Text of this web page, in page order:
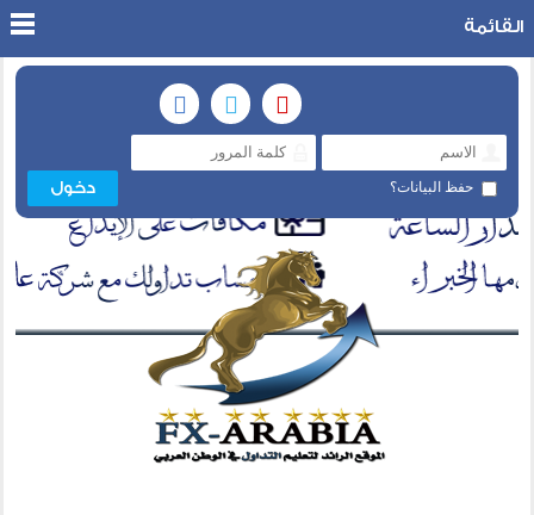
حفظ البيانات؟
القائمة